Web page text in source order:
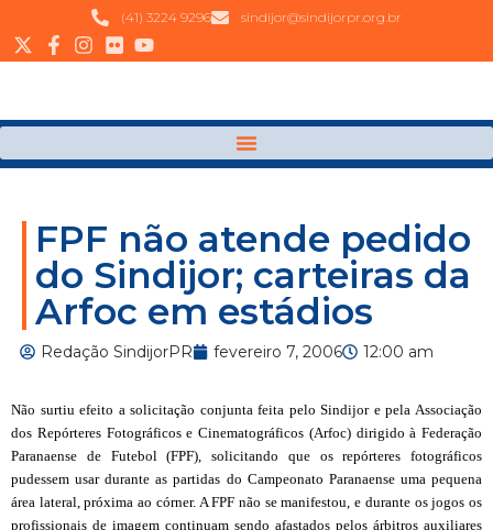
(41) 3224 9296 sindijor@sindijorpr.org.br
FPF não atende pedido
do Sindijor; carteiras da
Arfoc em estádios
Redação SindijorPR fevereiro 7, 2006 12:00 am
Não surtiu efeito a solicitação conjunta feita pelo Sindijor e pela Associação
dos Repórteres Fotográficos e Cinematográficos (Arfoc) dirigido à Federação
Paranaense de Futebol (FPF), solicitando que os repórteres fotográficos
pudessem usar durante as partidas do Campeonato Paranaense uma pequena
área lateral, próxima ao córner. A FPF não se manifestou, e durante os jogos os
profissionais de imagem continuam sendo afastados pelos árbitros auxiliares